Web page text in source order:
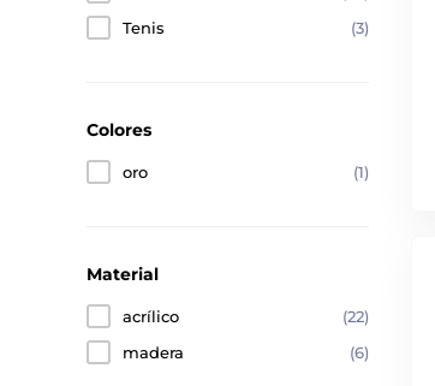
Tenis
(3)
Colores
oro (1)
Material
acrílico
(22)
madera
(6)